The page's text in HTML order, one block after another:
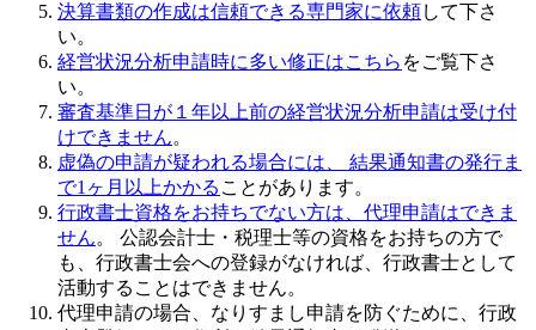
決算書類の作成は信頼できる専門家に依頼して下さ
い。
経営状況分析申請時に多い修正はこちら をご覧下さ
い。
審査基準日が１年以上前の経営状況分析申請は受け付
けできません。
虚偽の申請が疑われる場合には、 結果通知書の発行ま
で1ヶ月以上かかる ことがあります。
行政書士資格をお持ちでない方は、代理申請はできま
せん。 公認会計士・税理士等の資格をお持ちの方で
も、行政書士会への登録がなければ、行政書士として
活動することはできません。
代理申請の場合、なりすまし申請を防ぐために、行政